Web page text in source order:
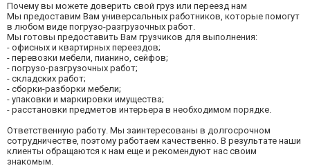
Почему вы можете доверить свой груз или переезд нам
Мы предоставим Вам универсальных работников, которые помогут
в любом виде погрузо-разгрузочных работ.
Мы готовы предоставить Вам грузчиков для выполнения:
- офисных и квартирных переездов;
- перевозки мебели, пианино, сейфов;
- погрузо-разгрузочных работ;
- складских работ;
- сборки-разборки мебели;
- упаковки и маркировки имущества;
- расстановки предметов интерьера в необходимом порядке.
Ответственную работу. Мы заинтересованы в долгосрочном
сотрудничестве, поэтому работаем качественно. В результате наши
клиенты обращаются к нам еще и рекомендуют нас своим
знакомым.